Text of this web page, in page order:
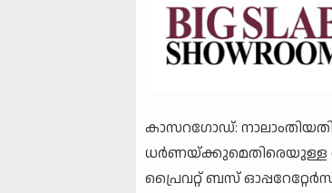
കാസറഗോഡ്:
ധര്‍ണയ്ക്കുമെതിരെയുള്ള
പ്രൈവറ്റ് ബസ്